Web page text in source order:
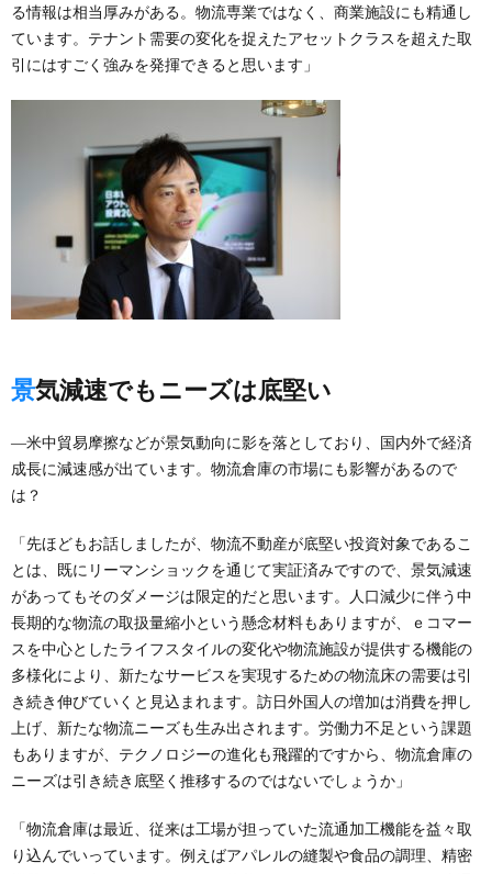
る情報は相当厚みがある。物流専業ではなく、商業施設にも精通し
ています。テナント需要の変化を捉えたアセットクラスを超えた取
引にはすごく強みを発揮できると思います」
景気減速でもニーズは底堅い
―米中貿易摩擦などが景気動向に影を落としており、国内外で経済
成長に減速感が出ています。物流倉庫の市場にも影響があるので
は？
「先ほどもお話しましたが、物流不動産が底堅い投資対象であるこ
とは、既にリーマンショックを通じて実証済みですので、景気減速
があってもそのダメージは限定的だと思います。人口減少に伴う中
長期的な物流の取扱量縮小という懸念材料もありますが、ｅコマー
スを中心としたライフスタイルの変化や物流施設が提供する機能の
多様化により、新たなサービスを実現するための物流床の需要は引
き続き伸びていくと見込まれます。訪日外国人の増加は消費を押し
上げ、新たな物流ニーズも生み出されます。労働力不足という課題
もありますが、テクノロジーの進化も飛躍的ですから、物流倉庫の
ニーズは引き続き底堅く推移するのではないでしょうか」
「物流倉庫は最近、従来は工場が担っていた流通加工機能を益々取
り込んでいっています。例えばアパレルの縫製や食品の調理、精密